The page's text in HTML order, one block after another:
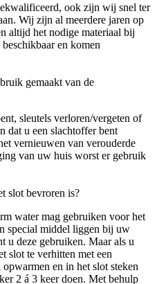
ook zijn wij snel ter
Wij zijn al meerdere jaren op
altijd het nodige materiaal bij
en komen
gemaakt van de
sleutels verloren/vergeten of
dat u een slachtoffer bent
vernieuwen van verouderde
van uw huis worst er gebruik
slot bevroren is?
water mag gebruiken voor het
special middel liggen bij uw
u deze gebruiken. Maar als u
slot te verhitten met een
en in het slot steken
2 á 3 keer doen. Met behulp